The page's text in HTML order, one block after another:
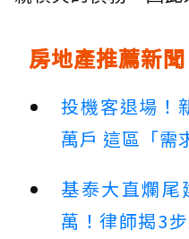
房地產推薦新聞
投機客退場！
萬戶 這區「需
基泰大直爛尾
萬！律師揭3